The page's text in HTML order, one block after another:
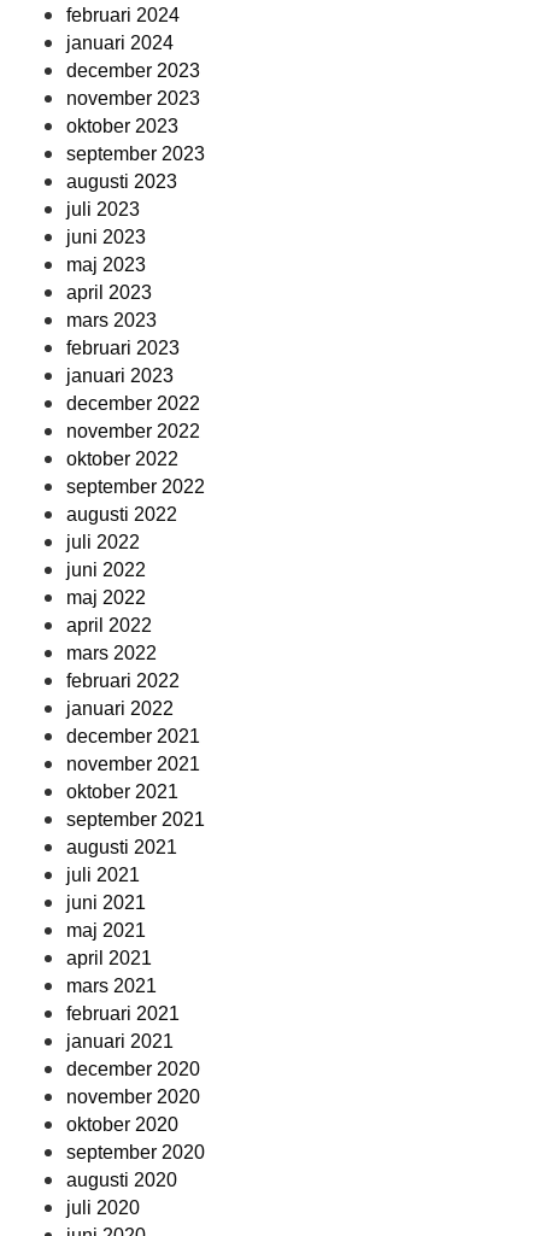
februari 2024
januari 2024
december 2023
november 2023
oktober 2023
september 2023
augusti 2023
juli 2023
juni 2023
maj 2023
april 2023
mars 2023
februari 2023
januari 2023
december 2022
november 2022
oktober 2022
september 2022
augusti 2022
juli 2022
juni 2022
maj 2022
april 2022
mars 2022
februari 2022
januari 2022
december 2021
november 2021
oktober 2021
september 2021
augusti 2021
juli 2021
juni 2021
maj 2021
april 2021
mars 2021
februari 2021
januari 2021
december 2020
november 2020
oktober 2020
september 2020
augusti 2020
juli 2020